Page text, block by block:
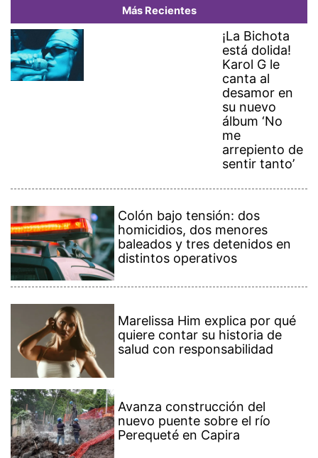
Más Recientes
¡La Bichota
está dolida!
Karol G le
canta al
desamor en
su nuevo
álbum ‘No
me
arrepiento de
sentir tanto’
Colón bajo tensión: dos
homicidios, dos menores
baleados y tres detenidos en
distintos operativos
Marelissa Him explica por qué
quiere contar su historia de
salud con responsabilidad
Avanza construcción del
nuevo puente sobre el río
Perequeté en Capira